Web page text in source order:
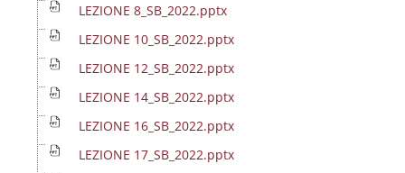
LEZIONE 8_SB_2022.pptx
LEZIONE 10_SB_2022.pptx
LEZIONE 12_SB_2022.pptx
LEZIONE 14_SB_2022.pptx
LEZIONE 16_SB_2022.pptx
LEZIONE 17_SB_2022.pptx